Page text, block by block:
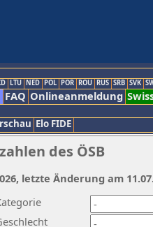
LTU NED POL POR ROU RUS SRB SVK
FAQ Onlineanmeldung
Elo FIDE
des ÖSB
letzte Änderung am